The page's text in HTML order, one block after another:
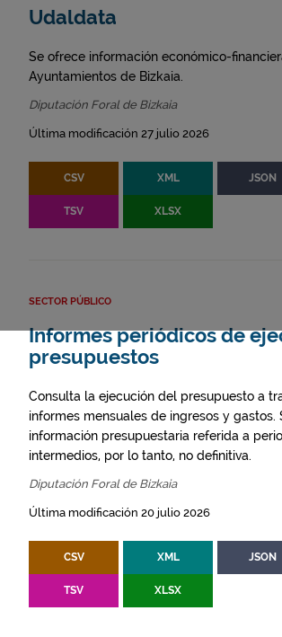
Udaldata
Se ofrece información económico-
Ayuntamientos de Bizkaia.
Diputación Foral de Bizkaia
Última modificación 27 julio 2026
CSV XML JSON
TSV XLSX
SECTOR PÚBLICO
Informes periódicos de
presupuestos
Consulta la ejecución del presupuesto a
informes mensuales de ingresos y gastos.
información presupuestaria referida a
intermedios, por lo tanto, no definitiva.
Diputación Foral de Bizkaia
Última modificación 20 julio 2026
CSV XML JSON
TSV XLSX